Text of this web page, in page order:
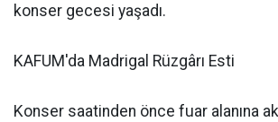
konser gecesi yaşadı.
KAFUM'da Madrigal Rüzgârı Esti
Konser saatinden önce fuar alanına